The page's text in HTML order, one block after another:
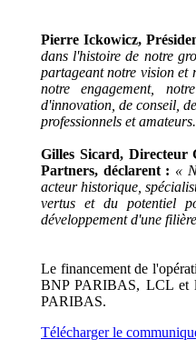
Pierre Ickowicz,
dans l'histoire de notre
partageant notre vision et
notre engagement,
d'innovation, de conseil,
professionnels et
Gilles Sicard, Directeur
Partners, déclarent : «
acteur historique,
vertus et du potentiel
développement d'une
Le financement de
BNP PARIBAS, LCL et
PARIBAS.
Télécharger le